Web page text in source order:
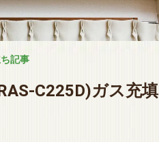
記事
C225D)ガス充填